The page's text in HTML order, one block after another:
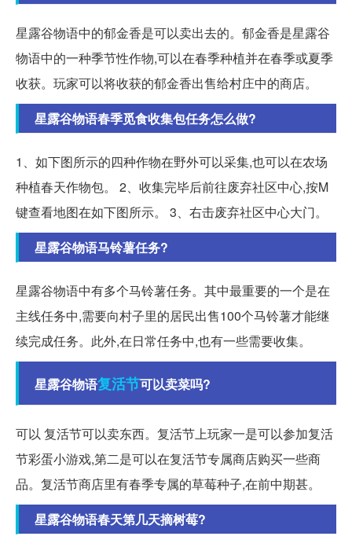
星露谷物语中的郁金香是可以卖出去的。郁金香是星露谷
物语中的一种季节性作物,可以在春季种植并在春季或夏季
收获。玩家可以将收获的郁金香出售给村庄中的商店。
星露谷物语春季觅食收集包任务怎么做?
1、如下图所示的四种作物在野外可以采集,也可以在农场
种植春天作物包。 2、收集完毕后前往废弃社区中心,按M
键查看地图在如下图所示。 3、右击废弃社区中心大门。
星露谷物语马铃薯任务?
星露谷物语中有多个马铃薯任务。其中最重要的一个是在
主线任务中,需要向村子里的居民出售100个马铃薯才能继
续完成任务。此外,在日常任务中,也有一些需要收集。
星露谷物语复活节可以卖菜吗?
可以 复活节可以卖东西。复活节上玩家一是可以参加复活
节彩蛋小游戏,第二是可以在复活节专属商店购买一些商
品。复活节商店里有春季专属的草莓种子,在前中期甚。
星露谷物语春天第几天摘树莓?